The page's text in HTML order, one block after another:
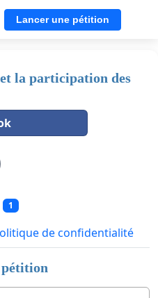
Lancer une pétition
la participation des
1
de confidentialité